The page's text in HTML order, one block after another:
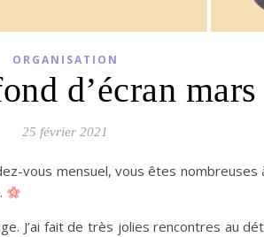
ORGANISATION
d’écran
25 février 2021
vous mensuel, vous êtes
J’ai fait de très jolies rencontres au